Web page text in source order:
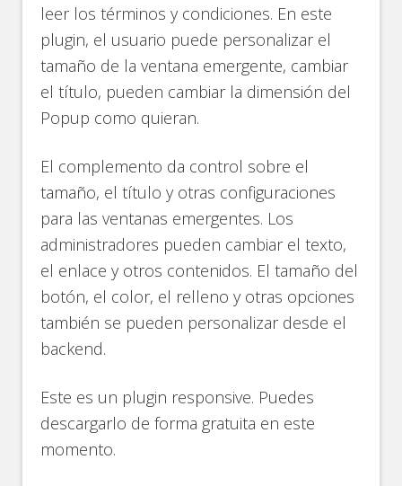
leer los términos y condiciones. En este
plugin, el usuario puede personalizar el
tamaño de la ventana emergente, cambiar
el título, pueden cambiar la dimensión del
Popup como quieran.
El complemento da control sobre el
tamaño, el título y otras configuraciones
para las ventanas emergentes. Los
administradores pueden cambiar el texto,
el enlace y otros contenidos. El tamaño del
botón, el color, el relleno y otras opciones
también se pueden personalizar desde el
backend.
Este es un plugin responsive. Puedes
descargarlo de forma gratuita en este
momento.